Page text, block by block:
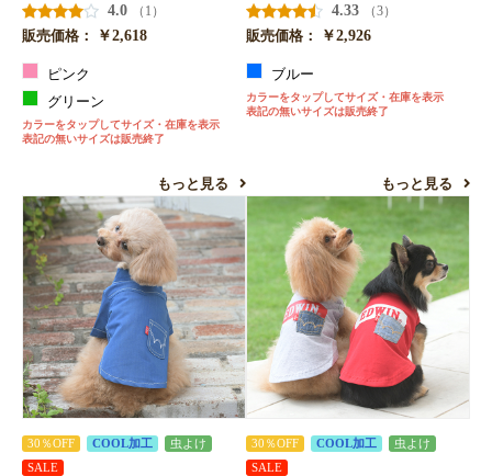
4.0
（1）
販売価格：
￥2,618
ピンク
グリーン
カラーをタップしてサイズ・在庫を表示
表記の無いサイズは販売終了
もっと見る
4.33
（3）
販売価格：
￥2,926
ブルー
カラーをタップしてサイズ・在庫を表示
表記の無いサイズは販売終了
もっと見る
30％OFF COOL加工
虫よけ
SALE
30％OFF COOL加工
虫よけ
SALE